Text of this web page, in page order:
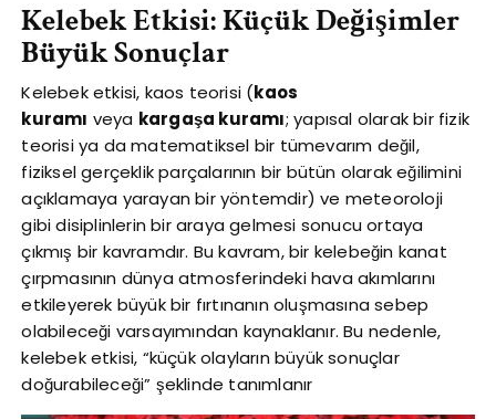
Kelebek Etkisi: Küçük Değişimler
Büyük Sonuçlar
Kelebek etkisi, kaos teorisi (kaos
kuramı veya kargaşa kuramı; yapısal olarak bir fizik
teorisi ya da matematiksel bir tümevarım değil,
fiziksel gerçeklik parçalarının bir bütün olarak eğilimini
açıklamaya yarayan bir yöntemdir) ve meteoroloji
gibi disiplinlerin bir araya gelmesi sonucu ortaya
çıkmış bir kavramdır. Bu kavram, bir kelebeğin kanat
çırpmasının dünya atmosferindeki hava akımlarını
etkileyerek büyük bir fırtınanın oluşmasına sebep
olabileceği varsayımından kaynaklanır. Bu nedenle,
kelebek etkisi, “küçük olayların büyük sonuçlar
doğurabileceği” şeklinde tanımlanır